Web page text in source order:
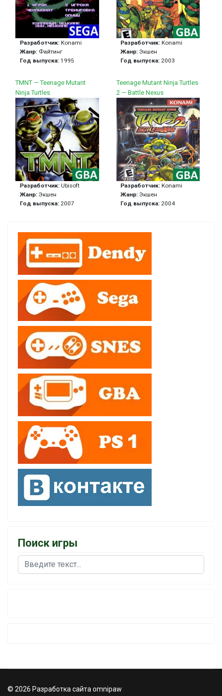
Разработчик: Konami
Жанр: Файтинг
Год выпуска: 1995
Разработчик:Konami
Жанр:Экшен
Год выпуска: 2003
TMNT — Teenage Mutant
Ninja Turtles
Разработчик: Ubisoft
Жанр: Экшен
Год выпуска: 2007
Teenage Mutant Ninja Turtles
2 — Battle Nexus
Разработчик:Konami
Жанр:Экшен
Год выпуска: 2004
Поиск игры
Поиск
© 2026 Разработка сайта omnipaw